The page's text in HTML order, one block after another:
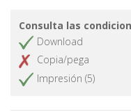
Consulta las
Download
Copia/pega
Impresión (5)